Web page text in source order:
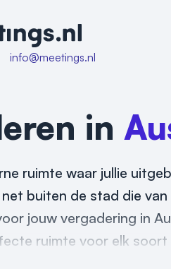
Meetings
info@meetings.nl
in
ruimte waar jullie
buiten de stad die
jouw vergadering in
ruimte voor elk soort